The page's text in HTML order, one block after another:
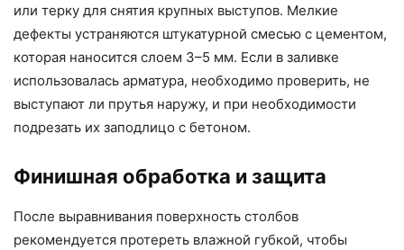
или терку для снятия крупных выступов. Мелкие
дефекты устраняются штукатурной смесью с цементом,
которая наносится слоем 3–5 мм. Если в заливке
использовалась арматура, необходимо проверить, не
выступают ли прутья наружу, и при необходимости
подрезать их заподлицо с бетоном.
Финишная обработка и защита
После выравнивания поверхность столбов
рекомендуется протереть влажной губкой, чтобы